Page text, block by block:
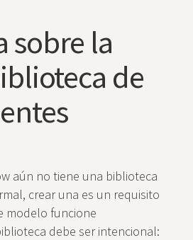
sobre la
de
aún no tiene una biblioteca
crear una es un requisito
modelo funcione
debe ser intencional: